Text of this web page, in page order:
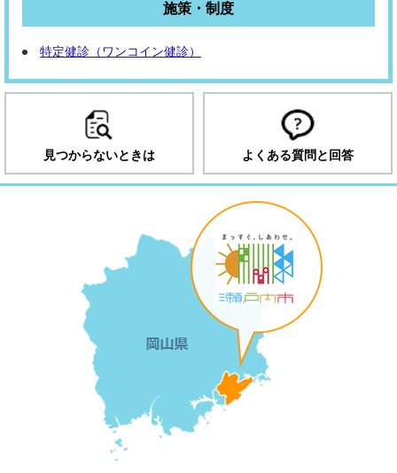
施策・制度
特定健診（ワンコイン健診）
見つからないときは よくある質問と回答